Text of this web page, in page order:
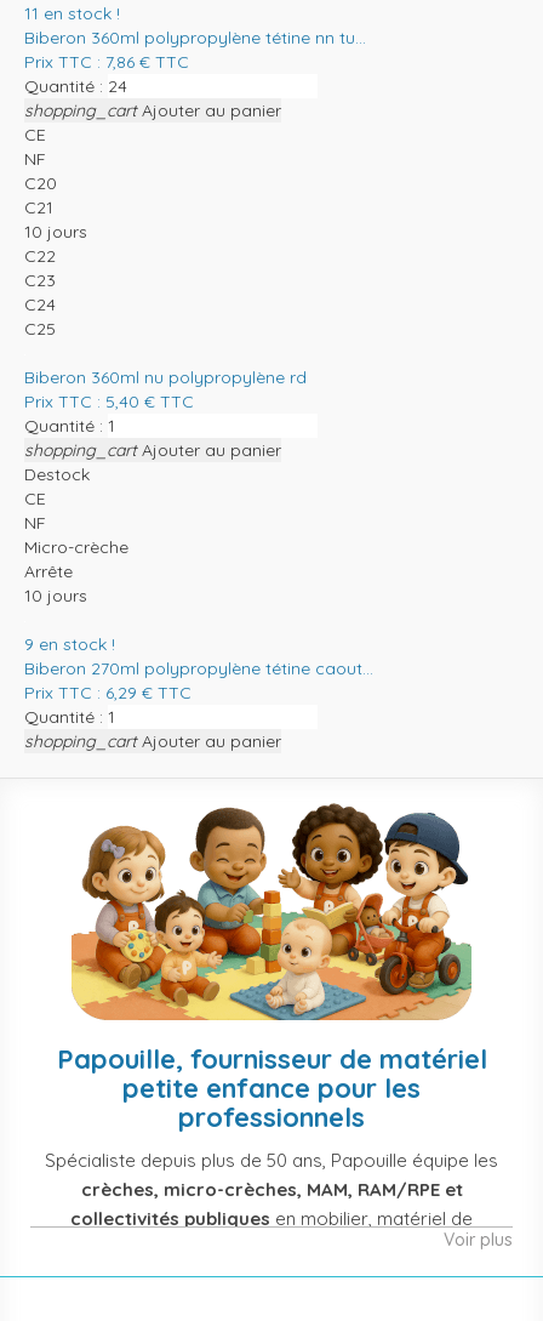
11 en stock !
Biberon 360ml polypropylène tétine nn tu...
Prix TTC : 7,86 € TTC
Quantité :
shopping_cart Ajouter au panier
CE
NF
C20
C21
10 jours
C22
C23
C24
C25
Biberon 360ml nu polypropylène rd
Prix TTC : 5,40 € TTC
Quantité :
shopping_cart Ajouter au panier
Destock
CE
NF
Micro-crèche
Arrête
10 jours
9 en stock !
Biberon 270ml polypropylène tétine caout...
Prix TTC : 6,29 € TTC
Quantité :
shopping_cart Ajouter au panier
Papouille, fournisseur de matériel
petite enfance pour les
professionnels
Spécialiste depuis plus de 50 ans, Papouille équipe les
crèches, micro-crèches, MAM, RAM/RPE et
collectivités publiques en mobilier, matériel de
puériculture, jouets et équipement pour structures
d'accueil de la petite enfance. Notre offre couvre
Voir plus